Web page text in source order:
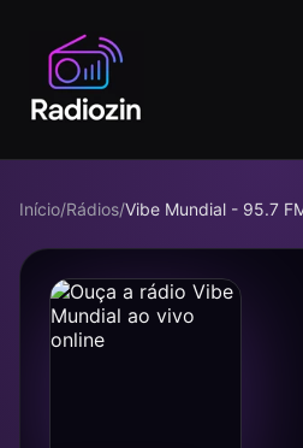
Início/Rádios/Vibe Mundial - 95.7